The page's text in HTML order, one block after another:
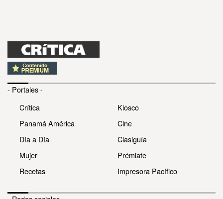
- Portales -
Crítica
Panamá América
Día a Día
Mujer
Recetas
Kiosco
Cine
Clasiguía
Prémiate
Impresora Pacífico